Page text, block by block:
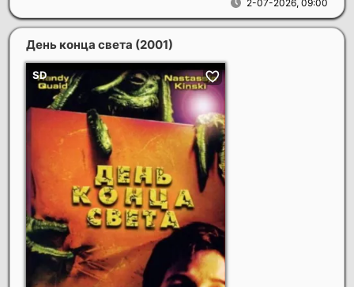
2-07-2026, 09:00
День конца света (2001)